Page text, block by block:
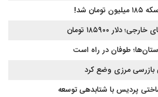
شد!
۱۸۵۹۰۰ تومان
طوفان در راه است
بازرسی مرزی وضع کرد